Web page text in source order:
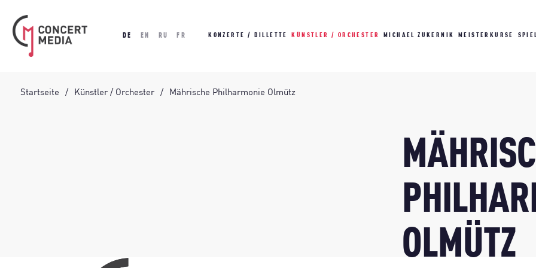
DE EN RU FR KONZERTE / BILLETTE KÜNSTLER / ORCHESTER MICHAEL ZUKERNIK MEISTERKURSE
Startseite Künstler / Orchester Mährische Philharmonie Olmütz
OLMÜTZ